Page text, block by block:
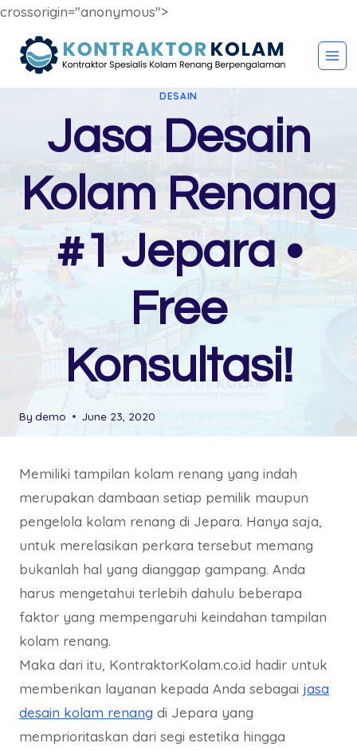
crossorigin="anonymous">
DESAIN
Jasa Desain
Kolam Renang
#1 Jepara •
Free
Konsultasi!
By demo June 23, 2020
Memiliki tampilan kolam renang yang indah
merupakan dambaan setiap pemilik maupun
pengelola kolam renang di Jepara. Hanya saja,
untuk merelasikan perkara tersebut memang
bukanlah hal yang dianggap gampang. Anda
harus mengetahui terlebih dahulu beberapa
faktor yang mempengaruhi keindahan tampilan
kolam renang.
Maka dari itu, KontraktorKolam.co.id hadir untuk
memberikan layanan kepada Anda sebagai jasa
desain kolam renang di Jepara yang
memprioritaskan dari segi estetika hingga